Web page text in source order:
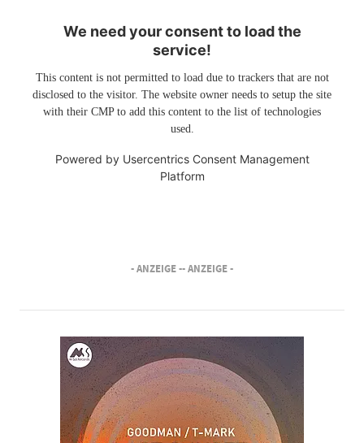
We need your consent to load the
service!
This content is not permitted to load due to trackers that are not
disclosed to the visitor. The website owner needs to setup the site
with their CMP to add this content to the list of technologies
used.
Powered by Usercentrics Consent Management
Platform
- ANZEIGE -- ANZEIGE -